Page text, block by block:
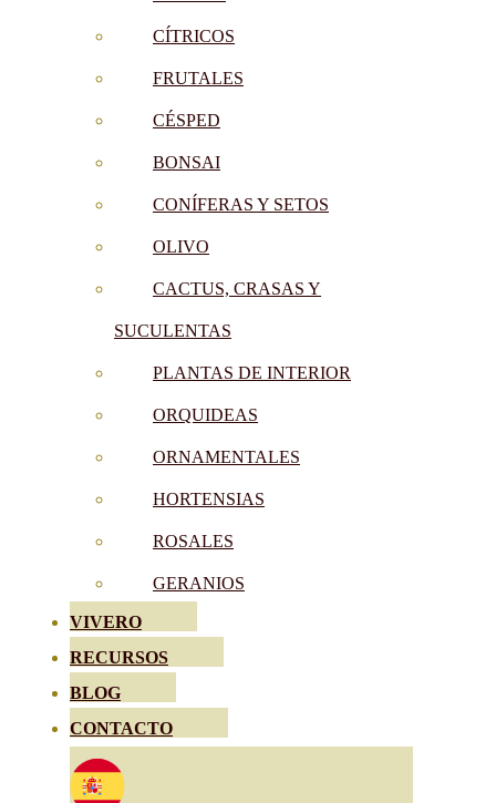
CÍTRICOS
FRUTALES
CÉSPED
BONSAI
CONÍFERAS Y SETOS
OLIVO
CACTUS, CRASAS Y
SUCULENTAS
PLANTAS DE INTERIOR
ORQUIDEAS
ORNAMENTALES
HORTENSIAS
ROSALES
GERANIOS
VIVERO
RECURSOS
BLOG
CONTACTO